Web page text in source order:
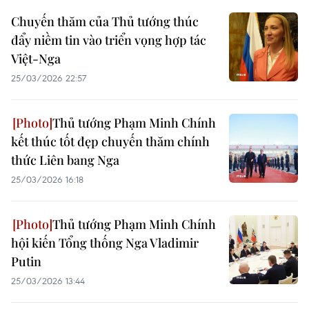
Chuyến thăm của Thủ tướng thúc
đẩy niềm tin vào triển vọng hợp tác
Việt-Nga
25/03/2026 22:57
Thủ tướng Phạm Minh Chính
kết thúc tốt đẹp chuyến thăm chính
thức Liên bang Nga
25/03/2026 16:18
Thủ tướng Phạm Minh Chính
hội kiến Tổng thống Nga Vladimir
Putin
25/03/2026 13:44